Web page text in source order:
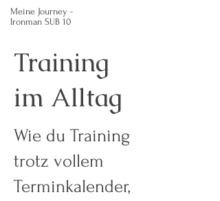
Meine Journey -
Ironman SUB 10
Training
im Alltag
Wie du Training
trotz vollem
Terminkalender,